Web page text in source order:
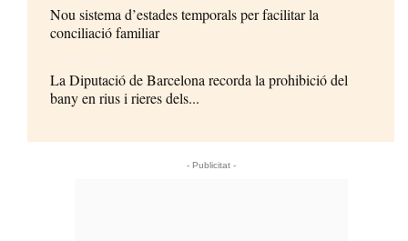
Nou sistema d’estades temporals per facilitar la
conciliació familiar
La Diputació de Barcelona recorda la prohibició del
bany en rius i rieres dels...
- Publicitat -